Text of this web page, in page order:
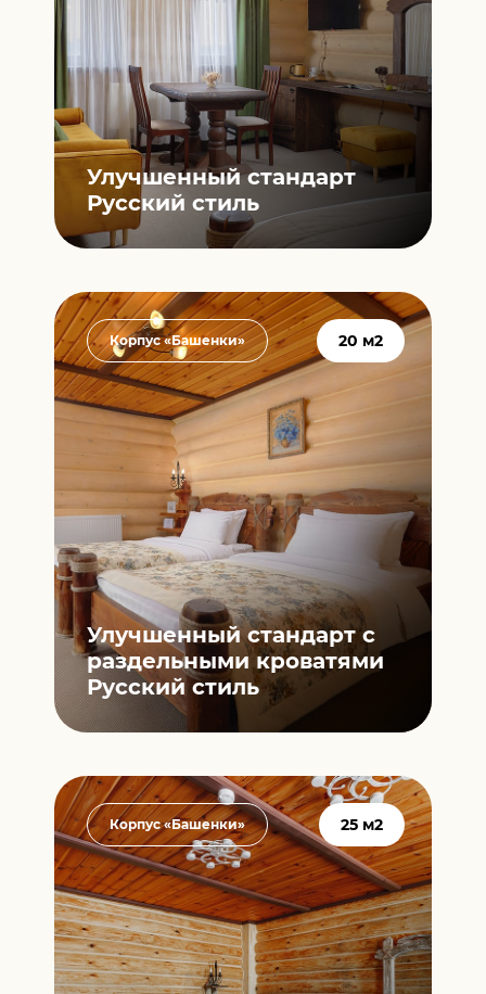
Улучшенный стандарт
Русский стиль
Корпус «Башенки» 20 м2
Улучшенный стандарт c
раздельными кроватями
Русский стиль
Корпус «Башенки» 25 м2